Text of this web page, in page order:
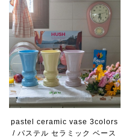
pastel ceramic vase 3colors
/ パステル セラミック ベース